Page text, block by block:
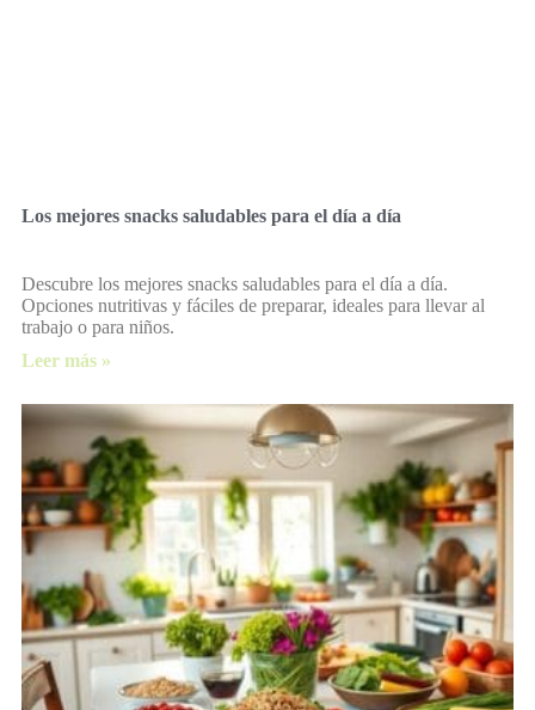
Los mejores snacks saludables para el día a día
Descubre los mejores snacks saludables para el día a día.
Opciones nutritivas y fáciles de preparar, ideales para llevar al
trabajo o para niños.
Leer más »